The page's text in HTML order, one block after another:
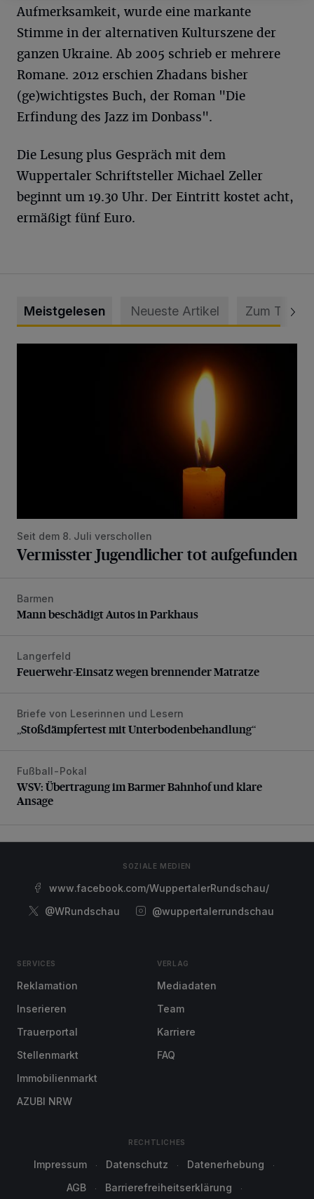
Aufmerksamkeit, wurde eine markante
Stimme in der alternativen Kulturszene der
ganzen Ukraine. Ab 2005 schrieb er mehrere
Romane. 2012 erschien Zhadans bisher
(ge)wichtigstes Buch, der Roman "Die
Erfindung des Jazz im Donbass".
Die Lesung plus Gespräch mit dem
Wuppertaler Schriftsteller Michael Zeller
beginnt um 19.30 Uhr. Der Eintritt kostet acht,
ermäßigt fünf Euro.
Meistgelesen Neueste Artikel Zum Thema
Seit dem 8. Juli verschollen
Vermisster Jugendlicher tot aufgefunden
Mann beschädigt Autos in Parkhaus
Barmen
Mann beschädigt Autos in Parkhaus
Feuerwehr-Einsatz wegen brennender Matratze
Langerfeld
Feuerwehr-Einsatz wegen brennender Matratze
„Stoßdämpfertest mit Unterbodenbehandlung“
Briefe von Leserinnen und Lesern
„Stoßdämpfertest mit Unterbodenbehandlung“
WSV: Übertragung im Barmer Bahnhof und klare Ansage
Fußball-Pokal
WSV: Übertragung im Barmer Bahnhof und klare
Ansage
SOZIALE MEDIEN
www.facebook.com/WuppertalerRundschau/
@WRundschau
@wuppertalerrundschau
SERVICES
Reklamation
Inserieren
Trauerportal
Stellenmarkt
Immobilienmarkt
AZUBI NRW
VERLAG
Mediadaten
Team
Karriere
FAQ
RECHTLICHES
Impressum Datenschutz
Datenerhebung
AGB
Barrierefreiheitserklärung